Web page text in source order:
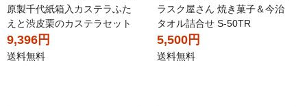
原製千代紙箱入カステラふた
えと渋皮栗のカステラセット
9,396円
送料無料
ラスク屋さん 焼き菓子＆今治
タオル詰合せ S-50TR
5,500円
送料無料